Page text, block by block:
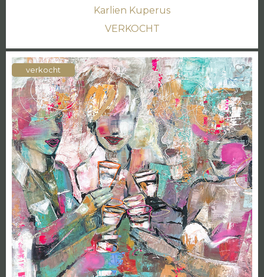
Karlien Kuperus
VERKOCHT
verkocht